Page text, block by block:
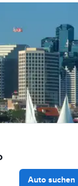
Auto suchen